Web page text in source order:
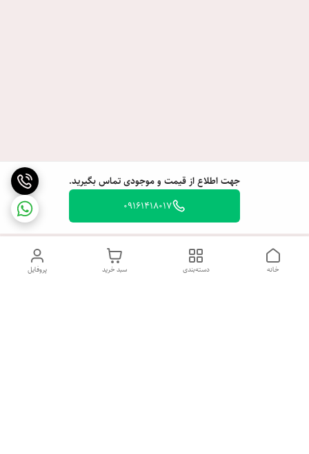
جهت اطلاع از قیمت و موجودی تماس بگیرید.
09161418017
پروفایل سبد خرید دسته‌بندی خانه